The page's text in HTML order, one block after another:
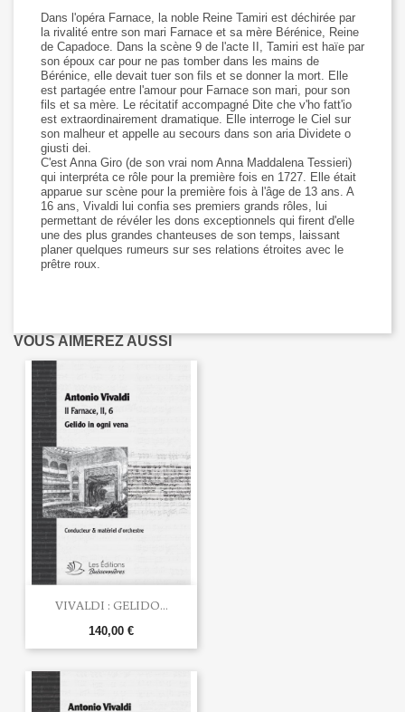
Dans l'opéra Farnace, la noble Reine Tamiri est déchirée par
la rivalité entre son mari Farnace et sa mère Bérénice, Reine
de Capadoce. Dans la scène 9 de l'acte II, Tamiri est haïe par
son époux car pour ne pas tomber dans les mains de
Bérénice, elle devait tuer son fils et se donner la mort. Elle
est partagée entre l'amour pour Farnace son mari, pour son
fils et sa mère. Le récitatif accompagné Dite che v'ho fatt'io
est extraordinairement dramatique. Elle interroge le Ciel sur
son malheur et appelle au secours dans son aria Dividete o
giusti dei.
C'est Anna Giro (de son vrai nom Anna Maddalena Tessieri)
qui interpréta ce rôle pour la première fois en 1727. Elle était
apparue sur scène pour la première fois à l'âge de 13 ans. A
16 ans, Vivaldi lui confia ses premiers grands rôles, lui
permettant de révéler les dons exceptionnels qui firent d'elle
une des plus grandes chanteuses de son temps, laissant
planer quelques rumeurs sur ses relations étroites avec le
prêtre roux.
VOUS AIMEREZ AUSSI
VIVALDI : GELIDO...
140,00 €